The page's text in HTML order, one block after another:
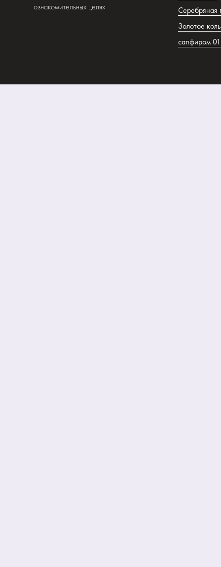
ознакомительных целях
Серебряная
Золотое
сапфиром